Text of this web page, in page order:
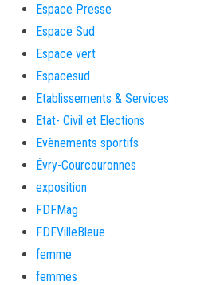
Espace Presse
Espace Sud
Espace vert
Espacesud
Etablissements & Services
Etat- Civil et Elections
Evènements sportifs
Évry-Courcouronnes
exposition
FDFMag
FDFVilleBleue
femme
femmes